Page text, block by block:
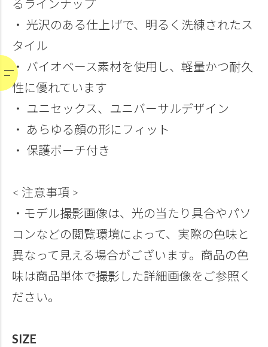
るラインナップ
・ 光沢のある仕上げで、明るく洗練されたス
タイル
・ バイオベース素材を使用し、軽量かつ耐久
性に優れています
・ ユニセックス、ユニバーサルデザイン
・ あらゆる顔の形にフィット
・ 保護ポーチ付き
< 注意事項 >
・モデル撮影画像は、光の当たり具合やパソ
コンなどの閲覧環境によって、実際の色味と
異なって見える場合がございます。商品の色
味は商品単体で撮影した詳細画像をご参照く
ださい。
SIZE